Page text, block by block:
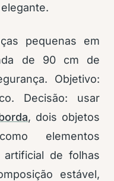
pequenas em
de 90 cm de
Objetivo:
Decisão: usar
, dois objetos
elementos
de folhas
estável,